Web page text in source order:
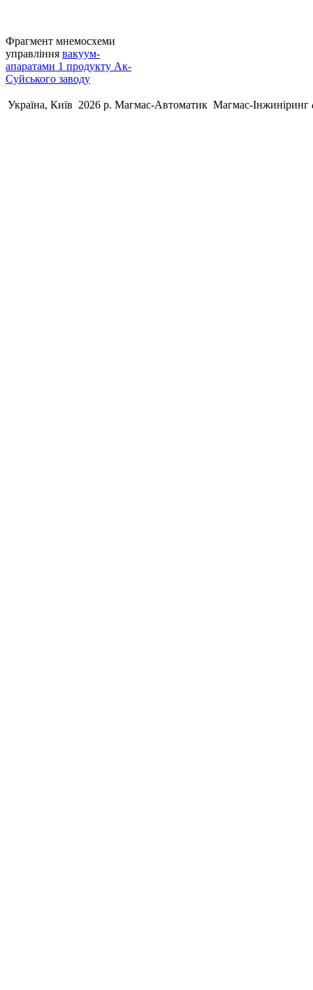
Фрагмент мнемосхеми
управління вакуум-
апаратами 1 продукту Ак-
Суйського заводу
Україна, Київ 2026 р. Магмас-Автоматик Магмас-Інжиніринг